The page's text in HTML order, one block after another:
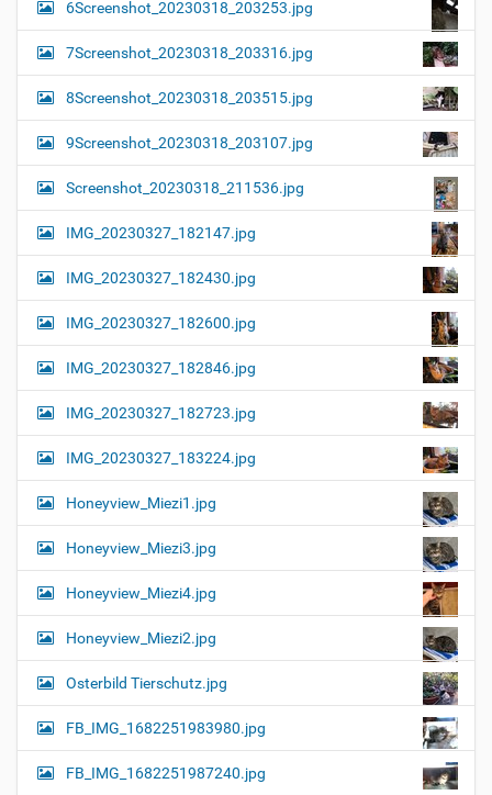
6Screenshot_20230318_203253.jpg
7Screenshot_20230318_203316.jpg
8Screenshot_20230318_203515.jpg
9Screenshot_20230318_203107.jpg
Screenshot_20230318_211536.jpg
IMG_20230327_182147.jpg
IMG_20230327_182430.jpg
IMG_20230327_182600.jpg
IMG_20230327_182846.jpg
IMG_20230327_182723.jpg
IMG_20230327_183224.jpg
Honeyview_Miezi1.jpg
Honeyview_Miezi3.jpg
Honeyview_Miezi4.jpg
Honeyview_Miezi2.jpg
Osterbild Tierschutz.jpg
FB_IMG_1682251983980.jpg
FB_IMG_1682251987240.jpg